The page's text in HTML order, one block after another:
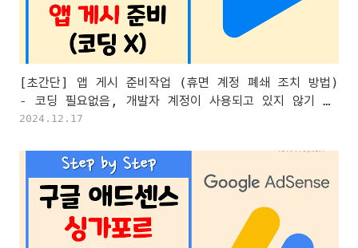
[초간단] 앱 게시 준비작업 (휴면 계정 폐쇄 조치 방법)
- 코딩 필요없음, 개발자 계정이 사용되고 있지 않기 때
문에 해지될 위험이 있습니다, aab 릴리즈 앱 배포 파일
2024.12.17